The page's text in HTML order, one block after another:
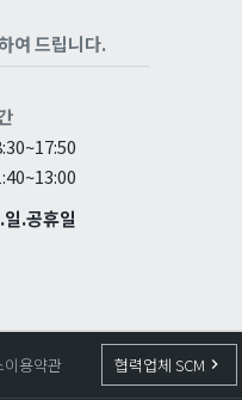
여 드립니다.
.공휴일
이용약관 협력업체 SCM keyboard_arrow_right